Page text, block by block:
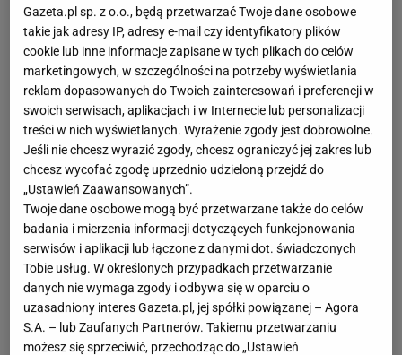
Gazeta.pl sp. z o.o., będą przetwarzać Twoje dane osobowe
takie jak adresy IP, adresy e-mail czy identyfikatory plików
cookie lub inne informacje zapisane w tych plikach do celów
marketingowych, w szczególności na potrzeby wyświetlania
reklam dopasowanych do Twoich zainteresowań i preferencji w
swoich serwisach, aplikacjach i w Internecie lub personalizacji
treści w nich wyświetlanych. Wyrażenie zgody jest dobrowolne.
Jeśli nie chcesz wyrazić zgody, chcesz ograniczyć jej zakres lub
chcesz wycofać zgodę uprzednio udzieloną przejdź do
„Ustawień Zaawansowanych”.
Twoje dane osobowe mogą być przetwarzane także do celów
badania i mierzenia informacji dotyczących funkcjonowania
serwisów i aplikacji lub łączone z danymi dot. świadczonych
Tobie usług. W określonych przypadkach przetwarzanie
danych nie wymaga zgody i odbywa się w oparciu o
uzasadniony interes Gazeta.pl, jej spółki powiązanej – Agora
S.A. – lub Zaufanych Partnerów. Takiemu przetwarzaniu
możesz się sprzeciwić, przechodząc do „Ustawień